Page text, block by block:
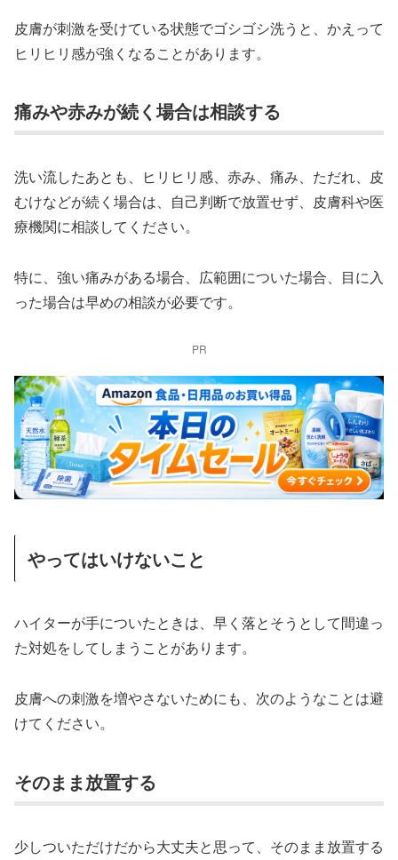
皮膚が刺激を受けている状態でゴシゴシ洗うと、かえって
ヒリヒリ感が強くなることがあります。
痛みや赤みが続く場合は相談する
洗い流したあとも、ヒリヒリ感、赤み、痛み、ただれ、皮
むけなどが続く場合は、自己判断で放置せず、皮膚科や医
療機関に相談してください。
特に、強い痛みがある場合、広範囲についた場合、目に入
った場合は早めの相談が必要です。
PR
やってはいけないこと
ハイターが手についたときは、早く落とそうとして間違っ
た対処をしてしまうことがあります。
皮膚への刺激を増やさないためにも、次のようなことは避
けてください。
そのまま放置する
少しついただけだから大丈夫と思って、そのまま放置する